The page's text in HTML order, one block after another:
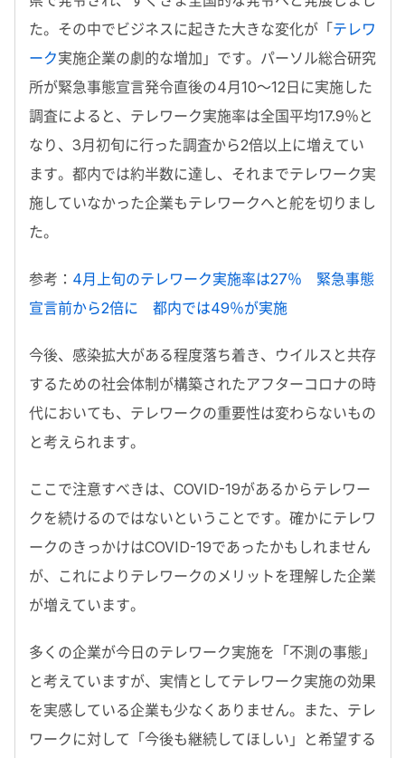
た。その中でビジネスに起きた大きな変化が「テレワ
ーク実施企業の劇的な増加」です。パーソル総合研究
所が緊急事態宣言発令直後の4月10～12日に実施した
調査によると、テレワーク実施率は全国平均17.9％と
なり、3月初旬に行った調査から2倍以上に増えてい
ます。都内では約半数に達し、それまでテレワーク実
施していなかった企業もテレワークへと舵を切りまし
た。
参考： 4月上旬のテレワーク実施率は27％ 緊急事態
宣言前から2倍に 都内では49％が実施
今後、感染拡大がある程度落ち着き、ウイルスと共存
するための社会体制が構築されたアフターコロナの時
代においても、テレワークの重要性は変わらないもの
と考えられます。
ここで注意すべきは、COVID-19があるからテレワー
クを続けるのではないということです。確かにテレワ
ークのきっかけはCOVID-19であったかもしれません
が、これによりテレワークのメリットを理解した企業
が増えています。
多くの企業が今日のテレワーク実施を「不測の事態」
と考えていますが、実情としてテレワーク実施の効果
を実感している企業も少なくありません。また、テレ
ワークに対して「今後も継続してほしい」と希望する